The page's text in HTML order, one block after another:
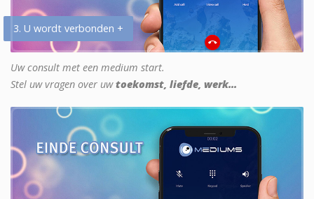
3. U wordt verbonden +
Uw consult met een medium start.
Stel uw vragen over uwtoekomst, liefde, werk...